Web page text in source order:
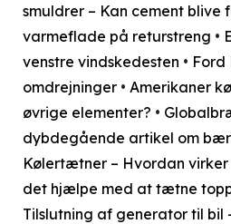
smuldrer – Kan cement blive
varmeflade på returstreng •
venstre vindskedesten • Ford
omdrejninger • Amerikaner
øvrige elementer? •
dybdegående artikel om
Kølertætner – Hvordan
det hjælpe med at tætne
Tilslutning af generator til bil